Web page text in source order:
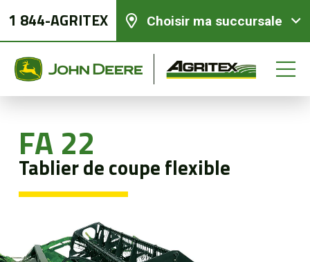
1 844-AGRITEX Choisir ma succursale
FA 22
Tablier de coupe flexible
Équipements neufs
Équipements usagés
Pièces et services